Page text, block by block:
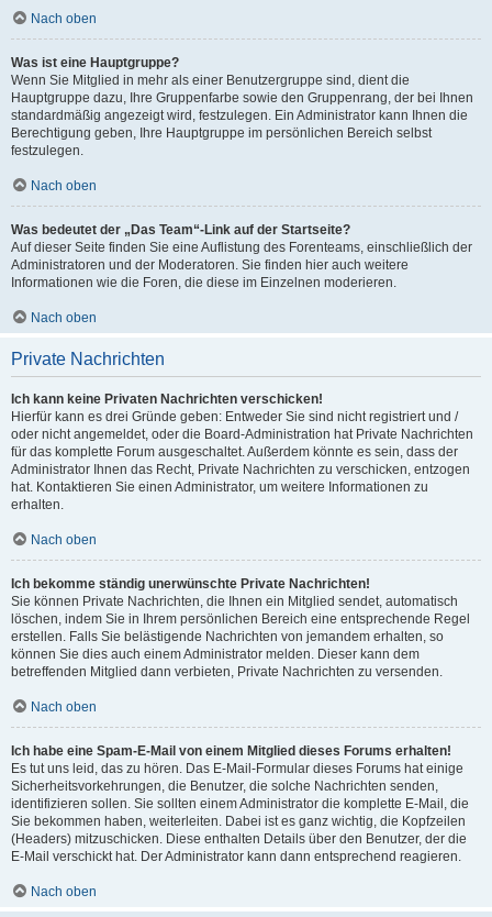
Nach oben
Was ist eine Hauptgruppe?
Wenn Sie Mitglied in mehr als einer Benutzergruppe sind, dient die
Hauptgruppe dazu, Ihre Gruppenfarbe sowie den Gruppenrang, der bei Ihnen
standardmäßig angezeigt wird, festzulegen. Ein Administrator kann Ihnen die
Berechtigung geben, Ihre Hauptgruppe im persönlichen Bereich selbst
festzulegen.
Nach oben
Was bedeutet der „Das Team“-Link auf der Startseite?
Auf dieser Seite finden Sie eine Auflistung des Forenteams, einschließlich der
Administratoren und der Moderatoren. Sie finden hier auch weitere
Informationen wie die Foren, die diese im Einzelnen moderieren.
Nach oben
Private Nachrichten
Ich kann keine Privaten Nachrichten verschicken!
Hierfür kann es drei Gründe geben: Entweder Sie sind nicht registriert und /
oder nicht angemeldet, oder die Board-Administration hat Private Nachrichten
für das komplette Forum ausgeschaltet. Außerdem könnte es sein, dass der
Administrator Ihnen das Recht, Private Nachrichten zu verschicken, entzogen
hat. Kontaktieren Sie einen Administrator, um weitere Informationen zu
erhalten.
Nach oben
Ich bekomme ständig unerwünschte Private Nachrichten!
Sie können Private Nachrichten, die Ihnen ein Mitglied sendet, automatisch
löschen, indem Sie in Ihrem persönlichen Bereich eine entsprechende Regel
erstellen. Falls Sie belästigende Nachrichten von jemandem erhalten, so
können Sie dies auch einem Administrator melden. Dieser kann dem
betreffenden Mitglied dann verbieten, Private Nachrichten zu versenden.
Nach oben
Ich habe eine Spam-E-Mail von einem Mitglied dieses Forums erhalten!
Es tut uns leid, das zu hören. Das E-Mail-Formular dieses Forums hat einige
Sicherheitsvorkehrungen, die Benutzer, die solche Nachrichten senden,
identifizieren sollen. Sie sollten einem Administrator die komplette E-Mail, die
Sie bekommen haben, weiterleiten. Dabei ist es ganz wichtig, die Kopfzeilen
(Headers) mitzuschicken. Diese enthalten Details über den Benutzer, der die
E-Mail verschickt hat. Der Administrator kann dann entsprechend reagieren.
Nach oben